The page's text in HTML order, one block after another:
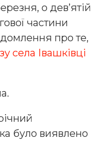
о дев’ятій
частини
про те,
села Івашківці
було виявлено